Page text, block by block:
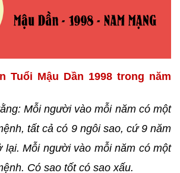
Tuổi Mậu Dần 1998 trong năm
Mỗi người vào mỗi năm có một
tất cả có 9 ngôi sao, cứ 9 năm
lại. Mỗi người vào mỗi năm có một
Có sao tốt có sao xấu.